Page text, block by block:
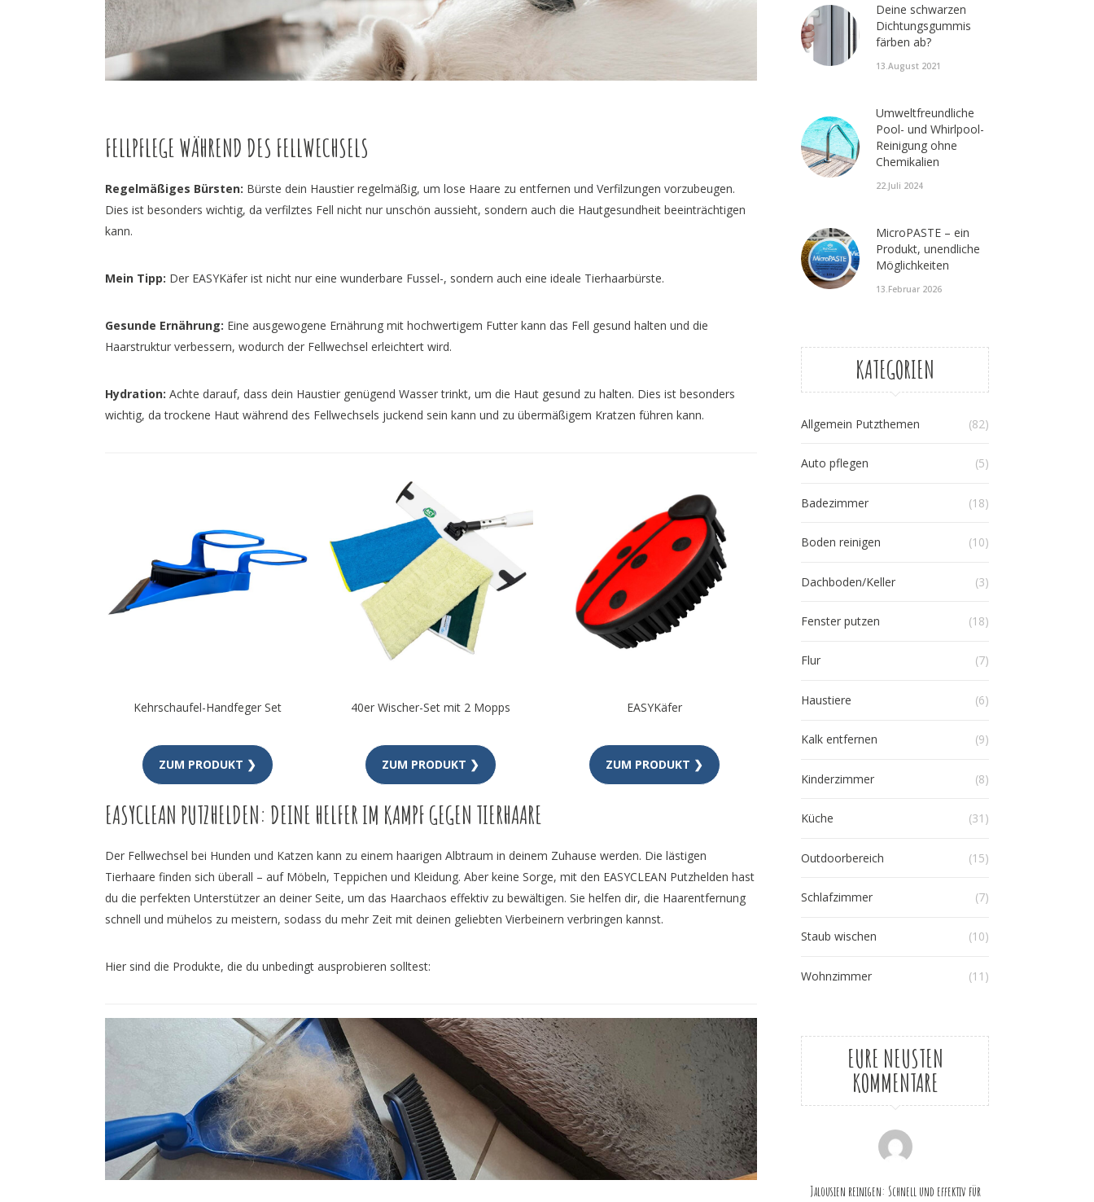
FELLPFLEGE WÄHREND DES FELLWECHSELS
Regelmäßiges Bürsten: Bürste dein Haustier regelmäßig, um lose Haare zu entfernen und Verfilzungen vorzubeugen.
Dies ist besonders wichtig, da verfilztes Fell nicht nur unschön aussieht, sondern auch die Hautgesundheit beeinträchtigen
kann.
Mein Tipp: Der EASYKäfer ist nicht nur eine wunderbare Fussel-, sondern auch eine ideale Tierhaarbürste.
Gesunde Ernährung: Eine ausgewogene Ernährung mit hochwertigem Futter kann das Fell gesund halten und die
Haarstruktur verbessern, wodurch der Fellwechsel erleichtert wird.
Hydration:Achte darauf, dass dein Haustier genügend Wasser trinkt, um die Haut gesund zu halten. Dies ist besonders
wichtig, da trockene Haut während des Fellwechsels juckend sein kann und zu übermäßigem Kratzen führen kann.
Kehrschaufel-Handfeger Set
ZUM PRODUKT ❯
40er Wischer-Set mit 2 Mopps
ZUM PRODUKT ❯
EASYKäfer
ZUM PRODUKT ❯
EASYCLEAN PUTZHELDEN: DEINE HELFER IM KAMPF GEGEN TIERHAARE
Der Fellwechsel bei Hunden und Katzen kann zu einem haarigen Albtraum in deinem Zuhause werden. Die lästigen
Tierhaare finden sich überall – auf Möbeln, Teppichen und Kleidung. Aber keine Sorge, mit den EASYCLEAN Putzhelden hast
du die perfekten Unterstützer an deiner Seite, um das Haarchaos effektiv zu bewältigen. Sie helfen dir, die Haarentfernung
schnell und mühelos zu meistern, sodass du mehr Zeit mit deinen geliebten Vierbeinern verbringen kannst.
Hier sind die Produkte, die du unbedingt ausprobieren solltest:
Deine schwarzen
Dichtungsgummis
färben ab?
13.August 2021
Umweltfreundliche
Pool- und Whirlpool-
Reinigung ohne
Chemikalien
22.Juli 2024
MicroPASTE – ein
Produkt, unendliche
Möglichkeiten
13.Februar 2026
KATEGORIEN
Allgemein Putzthemen (82)
Auto pflegen (5)
Badezimmer (18)
Boden reinigen (10)
Dachboden/Keller (3)
Fenster putzen (18)
Flur (7)
Haustiere (6)
Kalk entfernen (9)
Kinderzimmer (8)
Küche (31)
Outdoorbereich (15)
Schlafzimmer (7)
Staub wischen (10)
Wohnzimmer (11)
EURE NEUSTEN
KOMMENTARE
Jalousien reinigen: Schnell und effektiv für